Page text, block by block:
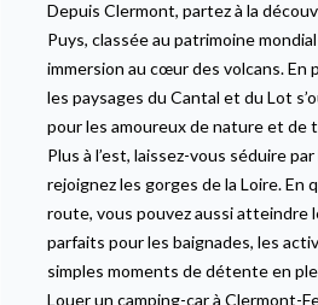
Depuis Clermont, partez à la
Puys, classée au patrimoine
immersion au cœur des volcans. En
les paysages du Cantal et du Lot
pour les amoureux de nature et de
Plus à l’est, laissez-vous séduire
rejoignez les gorges de la Loire. En
route, vous pouvez aussi atteindre
parfaits pour les baignades, les
simples moments de détente en
Louer un camping-car à Clermont-